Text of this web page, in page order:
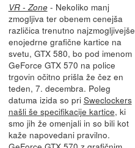
VR - Zone- Nekoliko manj
zmogljiva ter obenem cenejša
različica trenutno najzmogljivejše
enojedrne grafične kartice na
svetu, GTX 580, bo pod imenom
GeForce GTX 570 na police
trgovin očitno prišla že čez en
teden, 7. decembra. Poleg
datuma izida so pri Sweclockers
našli še specifikacije kartice, ki
smo jih že omenjali in so bili kot
kaže napovedani pravilno.